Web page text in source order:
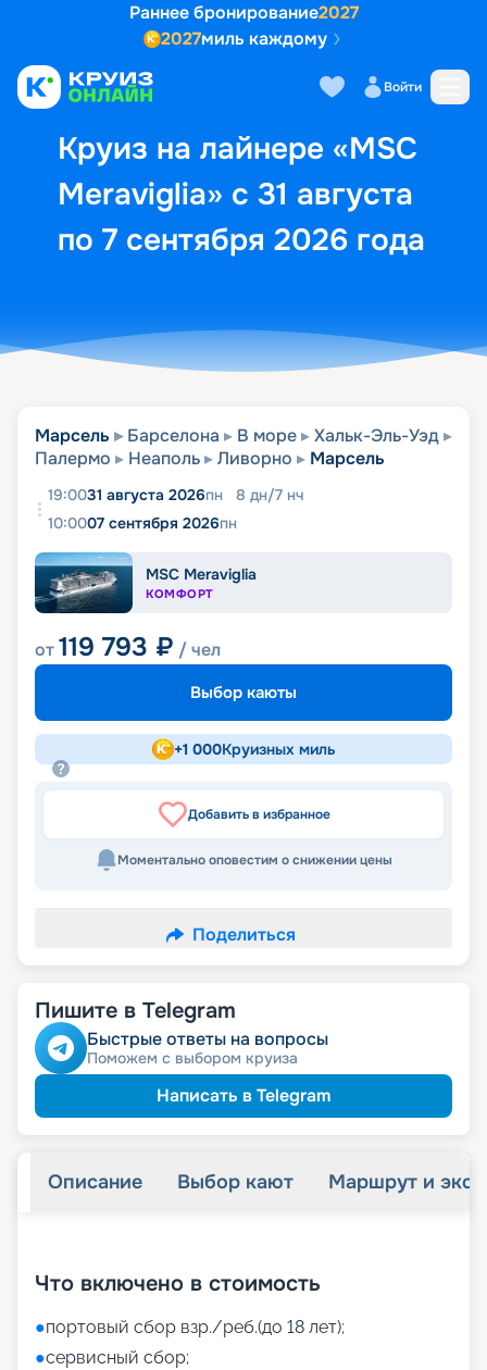
Раннее бронирование2027
2027миль каждому
Войти
Круиз на лайнере «MSC
Meraviglia» с 31 августа
по 7 сентября 2026 года
Выбор кают Маршрут и
Марсель Барселона В море
Хальк-Эль-Уэд
Палермо
Неаполь Ливорно Марсель
19:0031 августа 2026пн 8 дн/7 нч
10:0007 сентября 2026пн
MSC Meraviglia
КОМФОРТ
от119 793 ₽ / чел
Выбор каюты
+1 000Круизных миль
Добавить в избранное
Моментально оповестим о снижении цены
Поделиться
Пишите в Telegram
Быстрые ответы на вопросы
Поможем с выбором круиза
Написать в Telegram
Описание Выбор кают Маршрут и
Что включено в стоимость
●портовый сбор взр./реб.(до 18 лет);
●сервисный сбор;